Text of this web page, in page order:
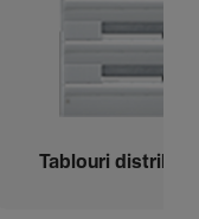
Tablouri